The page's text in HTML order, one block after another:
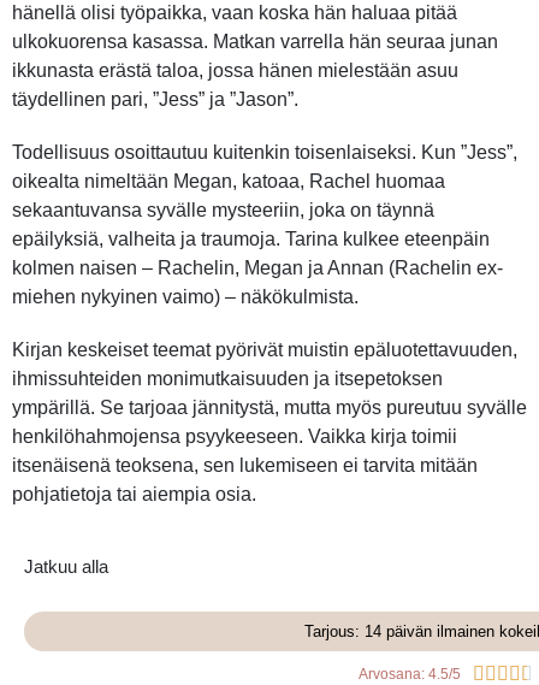
hänellä olisi työpaikka, vaan koska hän haluaa pitää
ulkokuorensa kasassa. Matkan varrella hän seuraa junan
ikkunasta erästä taloa, jossa hänen mielestään asuu
täydellinen pari, ”Jess” ja ”Jason”.
Todellisuus osoittautuu kuitenkin toisenlaiseksi. Kun ”Jess”,
oikealta nimeltään Megan, katoaa, Rachel huomaa
sekaantuvansa syvälle mysteeriin, joka on täynnä
epäilyksiä, valheita ja traumoja. Tarina kulkee eteenpäin
kolmen naisen – Rachelin, Megan ja Annan (Rachelin ex-
miehen nykyinen vaimo) – näkökulmista.
Kirjan keskeiset teemat pyörivät muistin epäluotettavuuden,
ihmissuhteiden monimutkaisuuden ja itsepetoksen
ympärillä. Se tarjoaa jännitystä, mutta myös pureutuu syvälle
henkilöhahmojensa psyykeeseen. Vaikka kirja toimii
itsenäisenä teoksena, sen lukemiseen ei tarvita mitään
pohjatietoja tai aiempia osia.
Jatkuu alla
Tarjous: 14 päivän ilmainen
Arvosana: 4.5/5     